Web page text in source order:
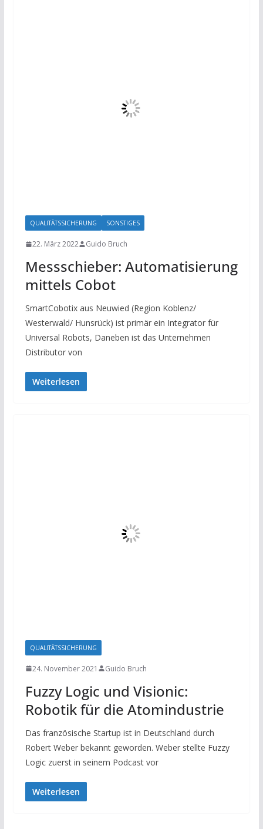
QUALITÄTSSICHERUNG SONSTIGES
22. März 2022 Guido Bruch
Messschieber: Automatisierung
mittels Cobot
SmartCobotix aus Neuwied (Region Koblenz/
Westerwald/ Hunsrück) ist primär ein Integrator für
Universal Robots, Daneben ist das Unternehmen
Distributor von
Weiterlesen
QUALITÄTSSICHERUNG
24. November 2021 Guido Bruch
Fuzzy Logic und Visionic:
Robotik für die Atomindustrie
Das französische Startup ist in Deutschland durch
Robert Weber bekannt geworden. Weber stellte Fuzzy
Logic zuerst in seinem Podcast vor
Weiterlesen